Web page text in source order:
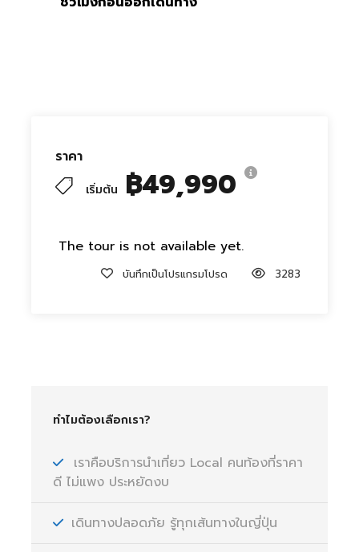
ราคา
เริ่มต้น ฿49,990
The tour is not available yet.
บันทึกเป็นโปรแกรมโปรด 3283
ทำไมต้องเลือกเรา?
เราคือบริการนำเที่ยว Local คนท้องที่ราคา
ดี ไม่แพง ประหยัดงบ
เดินทางปลอดภัย รู้ทุกเส้นทางในญี่ปุ่น